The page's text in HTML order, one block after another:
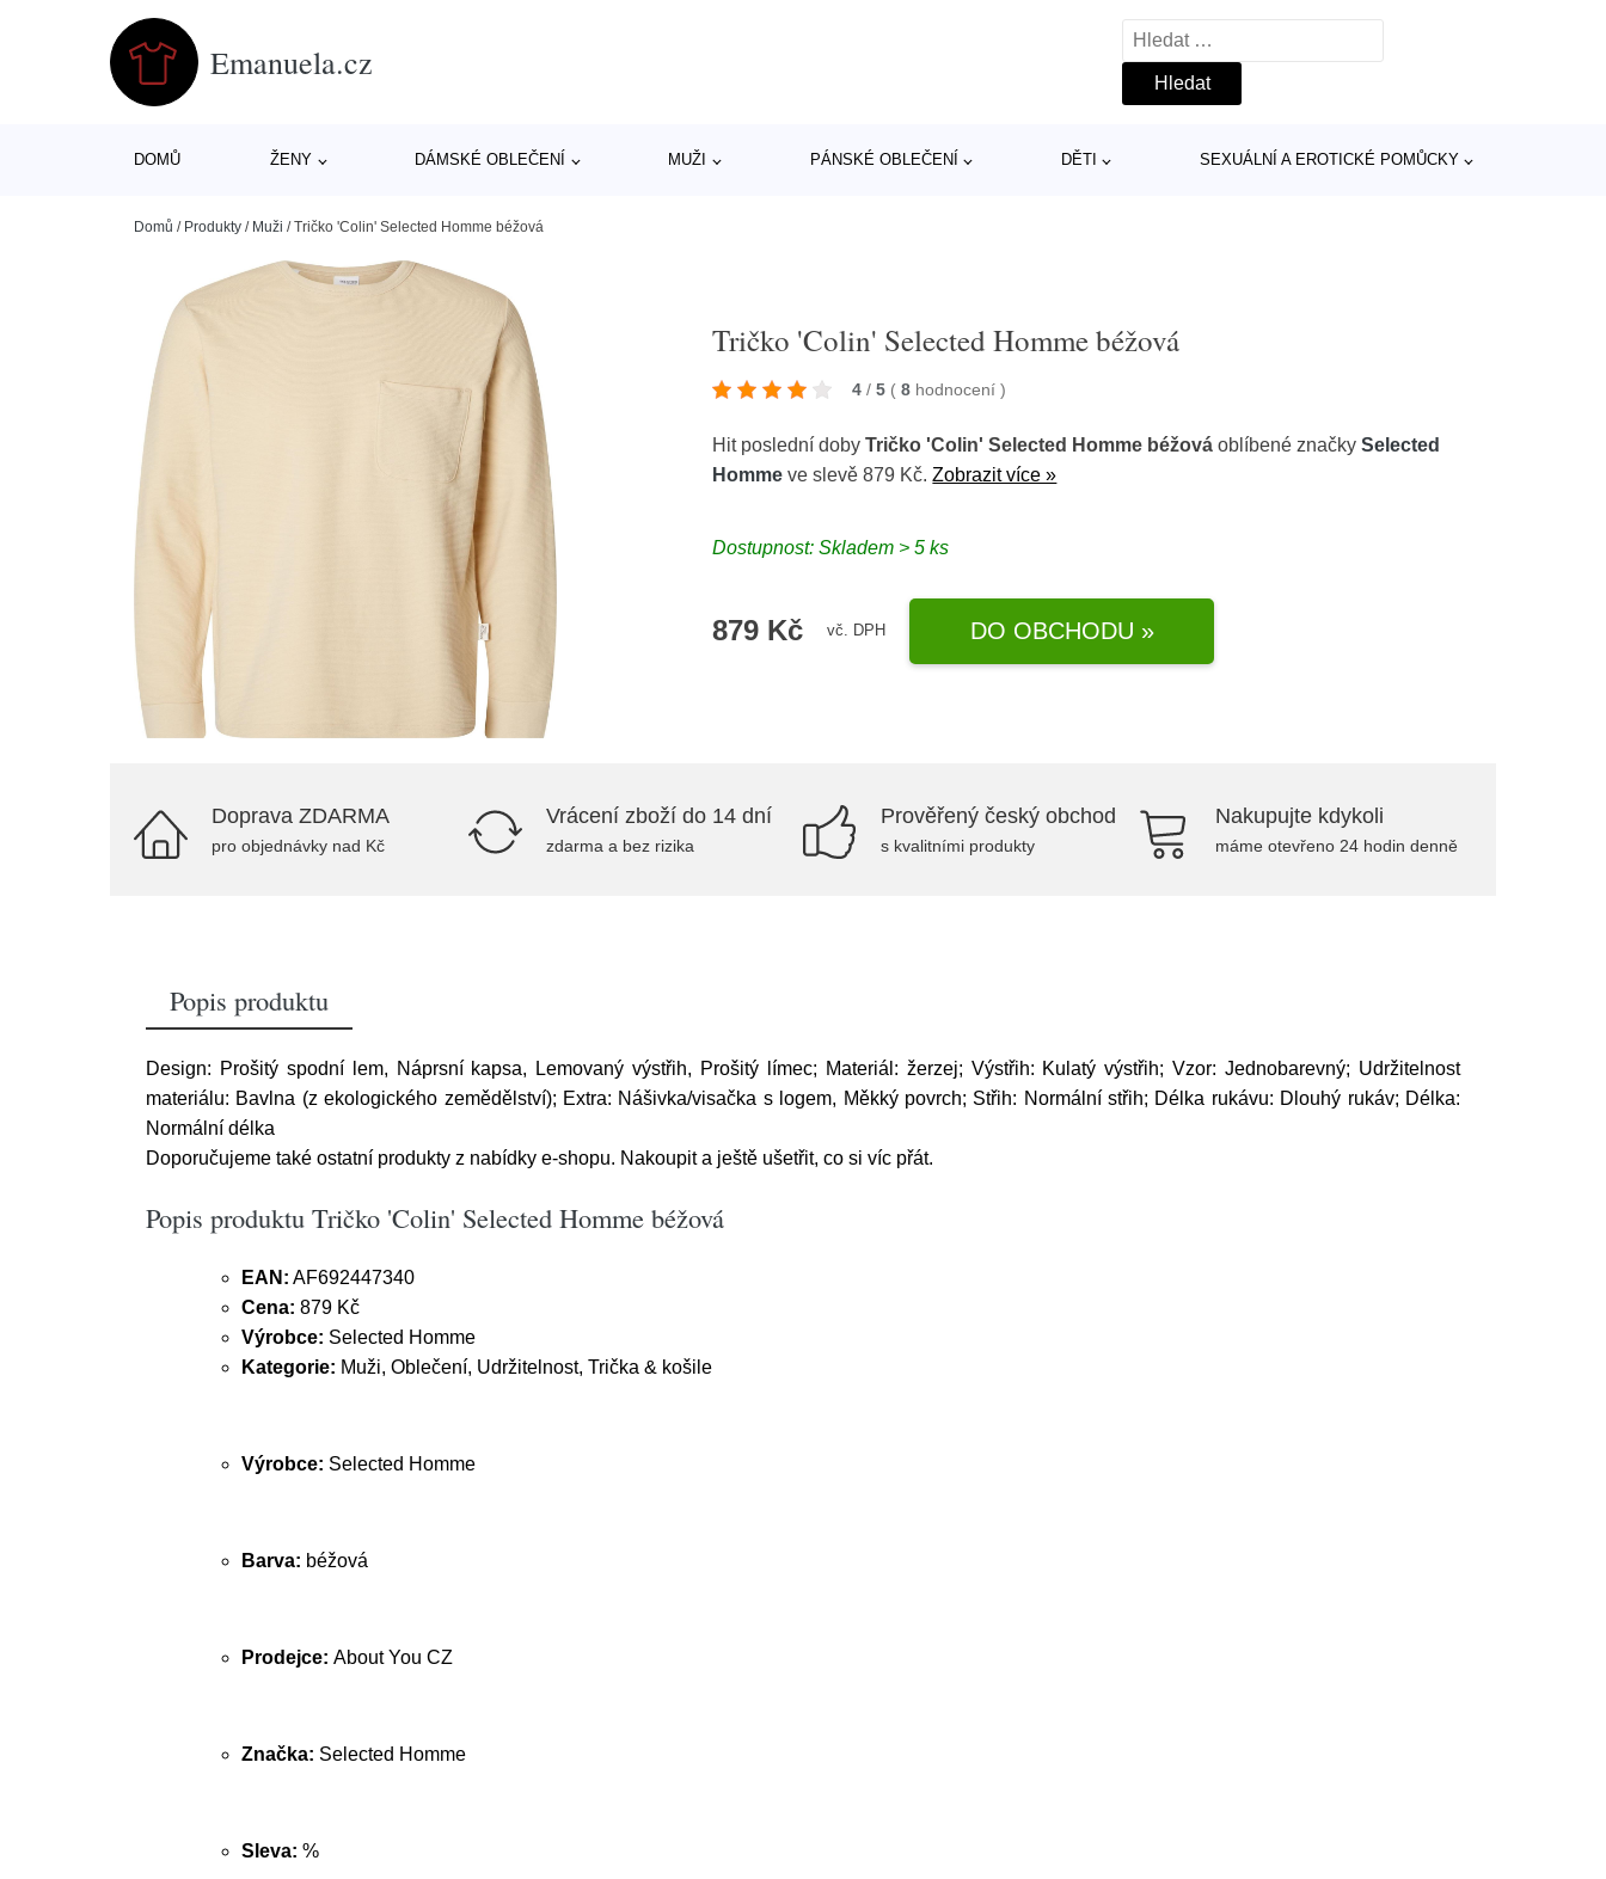
Emanuela.cz
Vyhledávání
DOMŮ ŽENY DÁMSKÉ OBLEČENÍ MUŽI PÁNSKÉ OBLEČENÍ DĚTI SEXUÁLNÍ A EROTICKÉ POMŮCKY
Domů / Produkty / Muži /Tričko 'Colin' Selected Homme béžová
Tričko 'Colin' Selected Homme béžová
4 / 5 ( 8 hodnocení)
Hit poslední dobyTričko 'Colin' Selected Homme béžová oblíbené značkySelected
Homme ve slevě 879 Kč.Zobrazit více »
Dostupnost: Skladem > 5 ks
879 Kč vč. DPH DO OBCHODU »
Doprava ZDARMA
pro objednávky nad Kč
Vrácení zboží do 14 dní
zdarma a bez rizika
Prověřený český obchod
s kvalitními produkty
Nakupujte kdykoli
máme otevřeno 24 hodin denně
Popis produktu
Design: Prošitý spodní lem, Náprsní kapsa, Lemovaný výstřih, Prošitý límec; Materiál: žerzej; Výstřih: Kulatý výstřih; Vzor: Jednobarevný; Udržitelnost
materiálu: Bavlna (z ekologického zemědělství); Extra: Nášivka/visačka s logem, Měkký povrch; Střih: Normální střih; Délka rukávu: Dlouhý rukáv; Délka:
Normální délka
Doporučujeme také ostatní produkty z nabídky e-shopu. Nakoupit a ještě ušetřit, co si víc přát.
Popis produktu Tričko 'Colin' Selected Homme béžová
EAN: AF692447340
Cena: 879 Kč
Výrobce: Selected Homme
Kategorie: Muži, Oblečení, Udržitelnost, Trička & košile
Výrobce: Selected Homme
Barva: béžová
Prodejce: About You CZ
Značka: Selected Homme
Sleva: %